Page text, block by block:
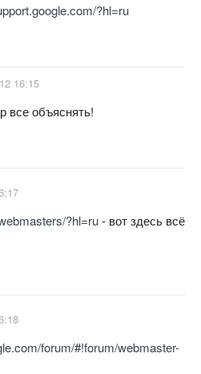
?hl=ru
16:15
все объяснять!
?hl=ru- вот здесь всё
forum/#!forum/webmaster-